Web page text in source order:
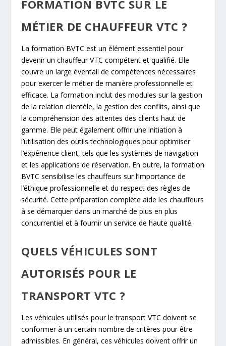
FORMATION BVTC SUR LE
MÉTIER DE CHAUFFEUR VTC ?
La formation BVTC est un élément essentiel pour
devenir un chauffeur VTC compétent et qualifié. Elle
couvre un large éventail de compétences nécessaires
pour exercer le métier de manière professionnelle et
efficace. La formation inclut des modules sur la gestion
de la relation clientèle, la gestion des conflits, ainsi que
la compréhension des attentes des clients haut de
gamme. Elle peut également offrir une initiation à
l’utilisation des outils technologiques pour optimiser
l’expérience client, tels que les systèmes de navigation
et les applications de réservation. En outre, la formation
BVTC sensibilise les chauffeurs sur l’importance de
l’éthique professionnelle et du respect des règles de
sécurité. Cette préparation complète aide les chauffeurs
à se démarquer dans un marché de plus en plus
concurrentiel et à fournir un service de haute qualité.
QUELS VÉHICULES SONT
AUTORISÉS POUR LE
TRANSPORT VTC ?
Les véhicules utilisés pour le transport VTC doivent se
conformer à un certain nombre de critères pour être
admissibles. En général, ces véhicules doivent offrir un